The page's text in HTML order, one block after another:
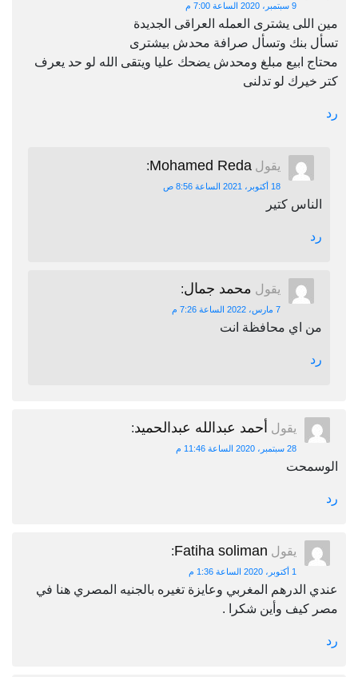
9 سبتمبر، 2020 الساعة 7:00 م
مين اللى يشترى العمله العراقى الجديدة
تسأل بنك وتسأل صرافة محدش بيشترى
محتاج ابيع مبلغ ومحدش يضحك عليا ويتقى الله لو حد يعرف
كتر خيرك لو تدلنى
رد
يقول Mohamed Reda
:
18 أكتوبر، 2021 الساعة 8:56 ص
الناس كتير
رد
يقول محمد جمال:
7 مارس، 2022 الساعة 7:26 م
من اي محافظة انت
رد
يقول أحمد عبدالله عبدالحميد:
28 سبتمبر، 2020 الساعة 11:46 م
الوسمحت
رد
يقول Fatiha soliman
:
1 أكتوبر، 2020 الساعة 1:36 م
عندي الدرهم المغربي وعايزة تغيره بالجنيه المصري هنا في
مصر كيف وأين شكرا .
رد